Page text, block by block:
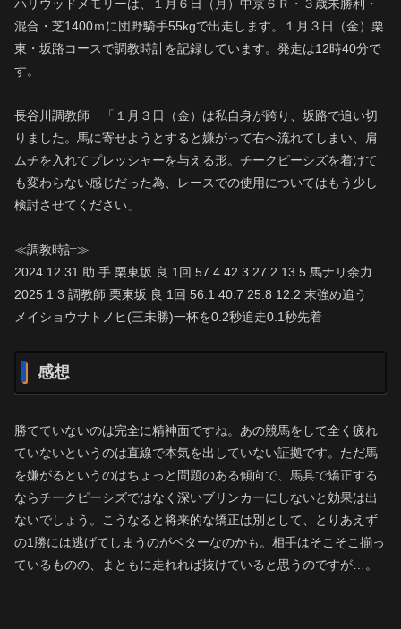
ハリウッドメモリーは、１月６日（月）中京６Ｒ・３歳未勝利・
混合・芝1400ｍに団野騎手55kgで出走します。１月３日（金）栗
東・坂路コースで調教時計を記録しています。発走は12時40分で
す。
長谷川調教師 「１月３日（金）は私自身が跨り、坂路で追い切
りました。馬に寄せようとすると嫌がって右へ流れてしまい、肩
ムチを入れてプレッシャーを与える形。チークピーシズを着けて
も変わらない感じだった為、レースでの使用についてはもう少し
検討させてください」
≪調教時計≫
2024 12 31 助 手 栗東坂 良 1回 57.4 42.3 27.2 13.5 馬ナリ余力
2025 1 3 調教師 栗東坂 良 1回 56.1 40.7 25.8 12.2 末強め追う
メイショウサトノヒ(三未勝)一杯を0.2秒追走0.1秒先着
感想
勝てていないのは完全に精神面ですね。あの競馬をして全く疲れ
ていないというのは直線で本気を出していない証拠です。ただ馬
を嫌がるというのはちょっと問題のある傾向で、馬具で矯正する
ならチークピーシズではなく深いブリンカーにしないと効果は出
ないでしょう。こうなると将来的な矯正は別として、とりあえず
の1勝には逃げてしまうのがベターなのかも。相手はそこそこ揃っ
ているものの、まともに走れれば抜けていると思うのですが…。